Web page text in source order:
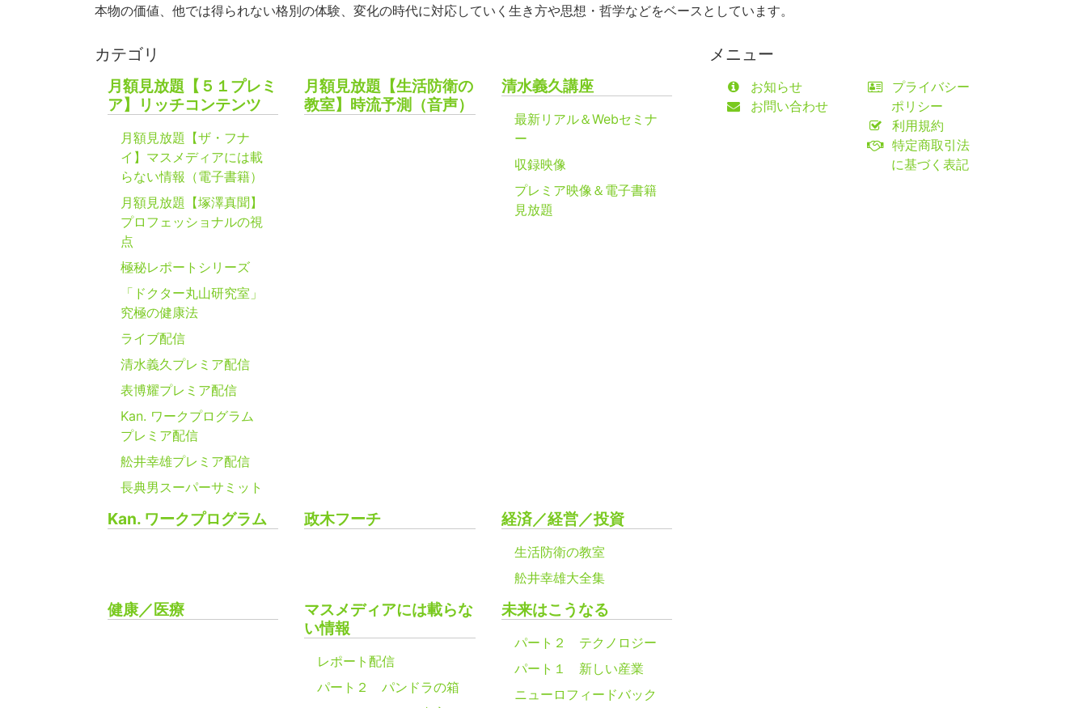
本物の価値、他では得られない格別の体験、変化の時代に対応していく生き方や思想・哲学などをベースとしています。
カテゴリ
月額見放題【５１プレミ
ア】リッチコンテンツ
月額見放題【ザ・フナ
イ】マスメディアには載
らない情報（電子書籍）
月額見放題【塚澤真聞】
プロフェッショナルの視
点
極秘レポートシリーズ
「ドクター丸山研究室」
究極の健康法
ライブ配信
清水義久プレミア配信
表博耀プレミア配信
Kan. ワークプログラム
プレミア配信
舩井幸雄プレミア配信
長典男スーパーサミット
月額見放題【生活防衛の
教室】時流予測（音声）
清水義久講座
最新リアル＆Webセミナ
ー
収録映像
プレミア映像＆電子書籍
見放題
Kan. ワークプログラム 政木フーチ 経済／経営／投資
生活防衛の教室
舩井幸雄大全集
健康／医療
マスメディアには載らな
い情報
レポート配信
パート２ パンドラの箱
未来はこうなる
パート２ テクノロジー
パート１ 新しい産業
ニューロフィードバック
メニュー
お知らせ
お問い合わせ
プライバシー
ポリシー
利用規約
特定商取引法
に基づく表記